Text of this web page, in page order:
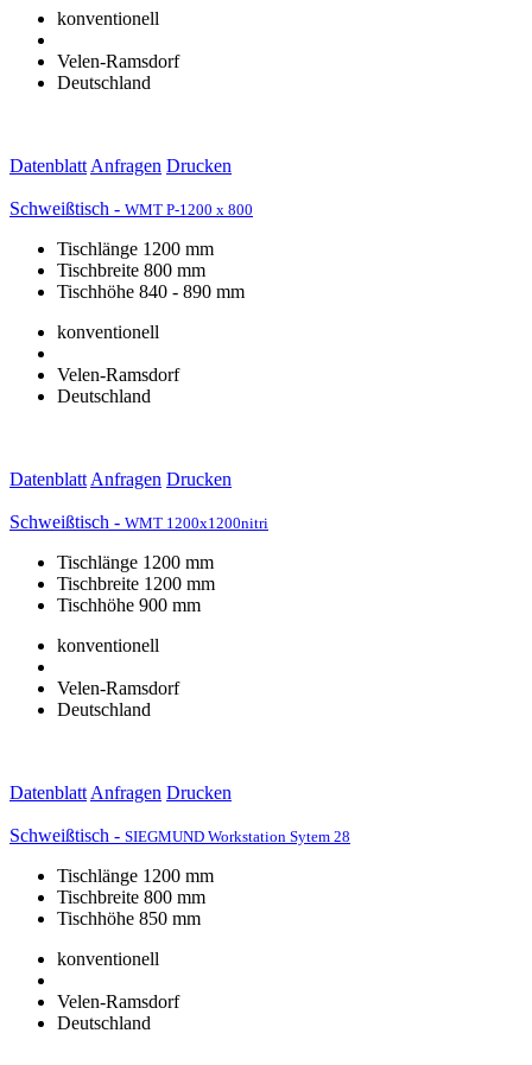
konventionell
Velen-Ramsdorf
Deutschland
Datenblatt Anfragen Drucken
Schweißtisch - WMT P-1200 x 800
Tischlänge 1200 mm
Tischbreite 800 mm
Tischhöhe 840 - 890 mm
konventionell
Velen-Ramsdorf
Deutschland
Datenblatt Anfragen Drucken
Schweißtisch - WMT 1200x1200nitri
Tischlänge 1200 mm
Tischbreite 1200 mm
Tischhöhe 900 mm
konventionell
Velen-Ramsdorf
Deutschland
Datenblatt Anfragen Drucken
Schweißtisch - SIEGMUND Workstation Sytem 28
Tischlänge 1200 mm
Tischbreite 800 mm
Tischhöhe 850 mm
konventionell
Velen-Ramsdorf
Deutschland